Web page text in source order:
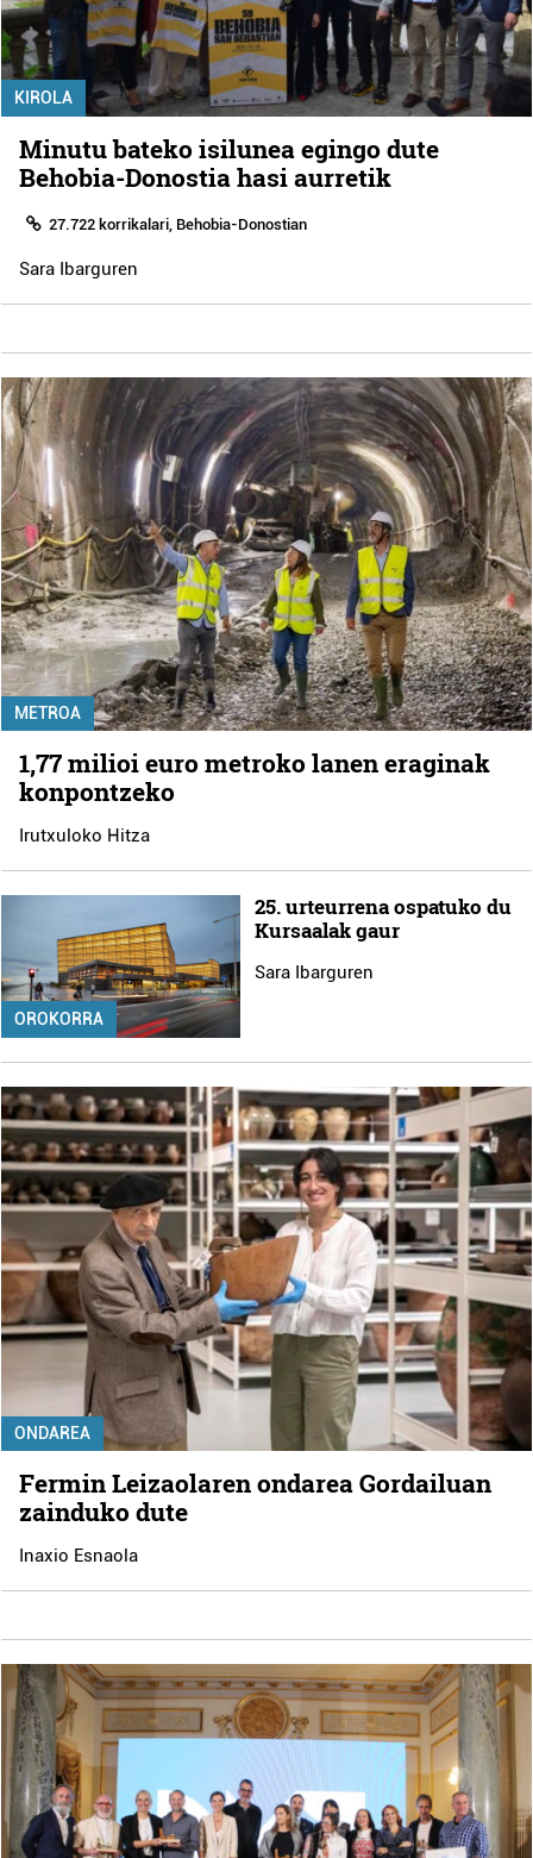
KIROLA
Minutu bateko isilunea egingo dute
Behobia-Donostia hasi aurretik
27.722 korrikalari, Behobia-Donostian
Sara Ibarguren
METROA
1,77 milioi euro metroko lanen eraginak
konpontzeko
Irutxuloko Hitza
OROKORRA
25. urteurrena ospatuko du
Kursaalak gaur
Sara Ibarguren
ONDAREA
Fermin Leizaolaren ondarea Gordailuan
zainduko dute
Inaxio Esnaola